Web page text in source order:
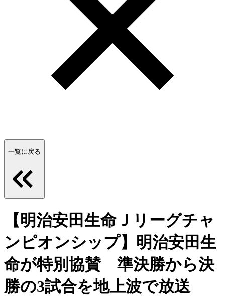
一覧に戻る
【明治安田生命Ｊリーグチャ
ンピオンシップ】明治安田生
命が特別協賛 準決勝から決
勝の3試合を地上波で放送